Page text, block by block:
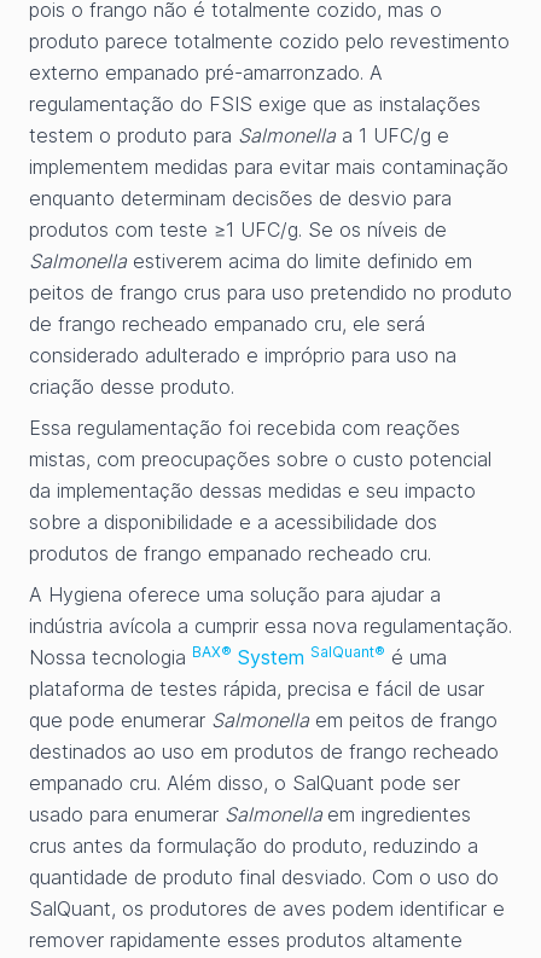
pois o frango não é totalmente cozido, mas o
produto parece totalmente cozido pelo revestimento
externo empanado pré-amarronzado. A
regulamentação do FSIS exige que as instalações
testem o produto para Salmonella a 1 UFC/g e
implementem medidas para evitar mais contaminação
enquanto determinam decisões de desvio para
produtos com teste ≥1 UFC/g. Se os níveis de
Salmonella estiverem acima do limite definido em
peitos de frango crus para uso pretendido no produto
de frango recheado empanado cru, ele será
considerado adulterado e impróprio para uso na
criação desse produto.
Essa regulamentação foi recebida com reações
mistas, com preocupações sobre o custo potencial
da implementação dessas medidas e seu impacto
sobre a disponibilidade e a acessibilidade dos
produtos de frango empanado recheado cru.
A Hygiena oferece uma solução para ajudar a
indústria avícola a cumprir essa nova regulamentação.
Nossa tecnologia BAX® System SalQuant® é uma
plataforma de testes rápida, precisa e fácil de usar
que pode enumerar Salmonella em peitos de frango
destinados ao uso em produtos de frango recheado
empanado cru. Além disso, o SalQuant pode ser
usado para enumerar Salmonella em ingredientes
crus antes da formulação do produto, reduzindo a
quantidade de produto final desviado. Com o uso do
SalQuant, os produtores de aves podem identificar e
remover rapidamente esses produtos altamente